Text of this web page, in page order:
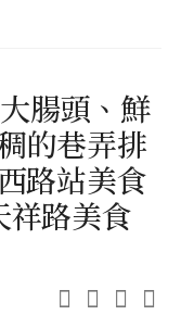
腸頭、鮮
的巷弄排
路站美食
祥路美食